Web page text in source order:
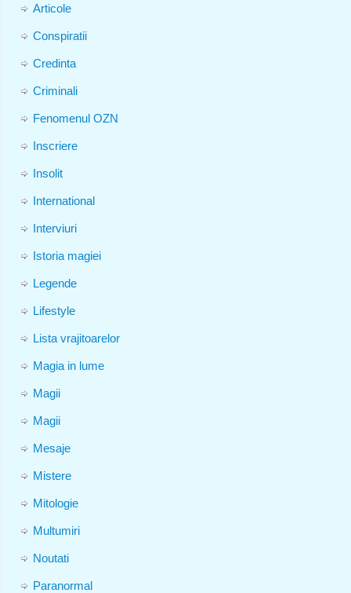
Articole
Conspiratii
Credinta
Criminali
Fenomenul OZN
Inscriere
Insolit
International
Interviuri
Istoria magiei
Legende
Lifestyle
Lista vrajitoarelor
Magia in lume
Magii
Magii
Mesaje
Mistere
Mitologie
Multumiri
Noutati
Paranormal